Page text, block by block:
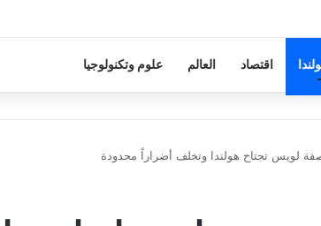
اقتصاد العالم علوم وتكنولوجيا
لويس تجتاح هولندا وتخلف أضراراً محدودة